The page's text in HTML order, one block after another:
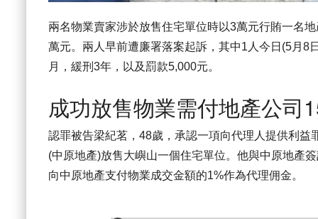
兩名物業賣家涉於放售住宅單位時以3萬元行賄一名
萬元。兩人早前遭廉署落案起訴，其中1人今日(5月8
月，緩刑3年，以及罰款5,000元。
成功放售物業需付地產公司
認罪被告梁紀茗，48歲，承認一項向代理人提供利
(中原地產)放售大嶼山一個住宅單位。他與中原地產
向中原地產支付物業成交金額的1%作為代理佣金。